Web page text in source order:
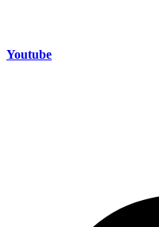
Youtube